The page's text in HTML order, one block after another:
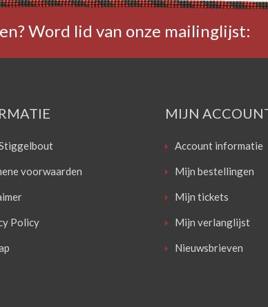
Word lid van onze mailinglijst:
voorwaarden
Policy
MIJN
Account informatie
Mijn bestellingen
Mijn tickets
Mijn verlanglijst
Nieuwsbrieven